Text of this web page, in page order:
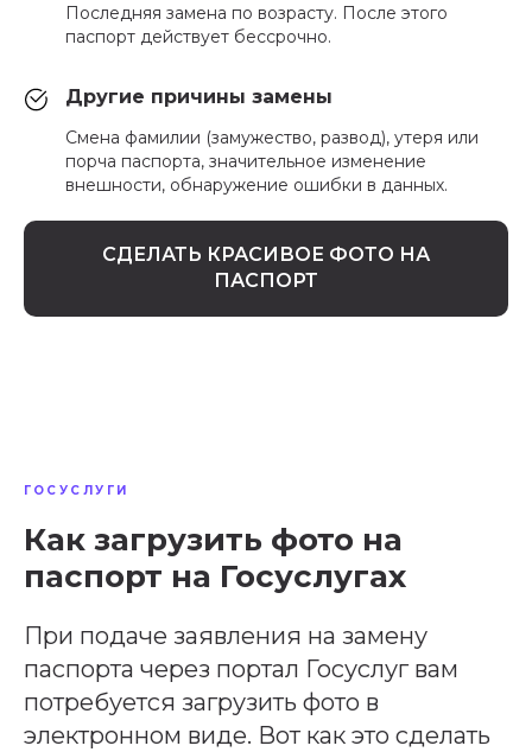
Последняя замена по возрасту. После этого
паспорт действует бессрочно.
Другие причины замены
Смена фамилии (замужество, развод), утеря или
порча паспорта, значительное изменение
внешности, обнаружение ошибки в данных.
СДЕЛАТЬ КРАСИВОЕ ФОТО НА
ПАСПОРТ
ГОСУСЛУГИ
Как загрузить фото на
паспорт на Госуслугах
При подаче заявления на замену
паспорта через портал Госуслуг вам
потребуется загрузить фото в
электронном виде. Вот как это сделать